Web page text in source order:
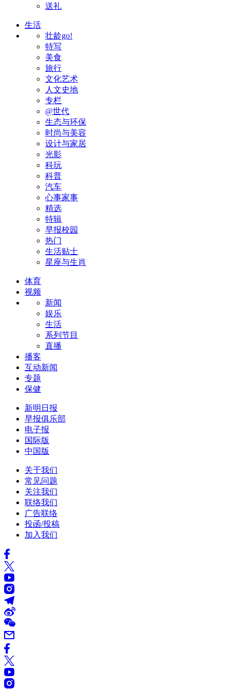
送礼
生活
壮龄go!
特写
美食
旅行
文化艺术
人文史地
专栏
@世代
生态与环保
时尚与美容
设计与家居
光影
科玩
科普
汽车
心事家事
精选
特辑
早报校园
热门
生活贴士
星座与生肖
体育
视频
新闻
娱乐
生活
系列节目
直播
播客
互动新闻
专题
保健
新明日报
早报俱乐部
电子报
国际版
中国版
关于我们
常见问题
关注我们
联络我们
广告联络
投函/投稿
加入我们